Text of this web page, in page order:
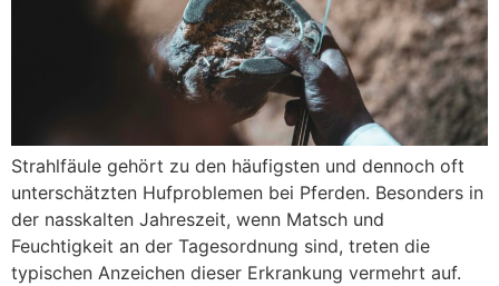
Strahlfäule gehört zu den häufigsten und dennoch oft
unterschätzten Hufproblemen bei Pferden. Besonders in
der nasskalten Jahreszeit, wenn Matsch und
Feuchtigkeit an der Tagesordnung sind, treten die
typischen Anzeichen dieser Erkrankung vermehrt auf.